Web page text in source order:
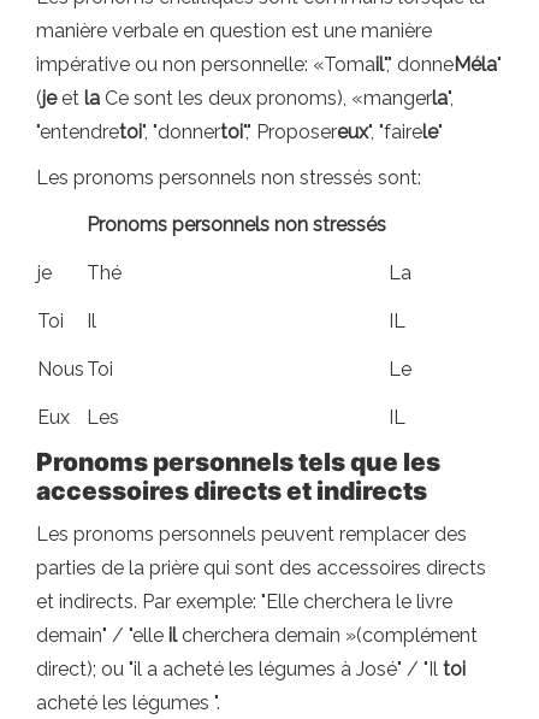
manière verbale en question est une manière
impérative ou non personnelle: «Tomail"," donneMéla"
(jeet la Ce sont les deux pronoms), «mangerla",
"entendretoi", "donnertoi"," Proposereux", "fairele"
Les pronoms personnels non stressés sont:
Pronoms personnels non stressés
je Thé La
Toi Il IL
Nous Toi Le
Eux Les IL
Pronoms personnels tels que les
accessoires directs et indirects
Les pronoms personnels peuvent remplacer des
parties de la prière qui sont des accessoires directs
et indirects. Par exemple: "Elle cherchera le livre
demain" / "elle ilcherchera demain »(complément
direct); ou "il a acheté les légumes à José" / "Il toi
acheté les légumes ".